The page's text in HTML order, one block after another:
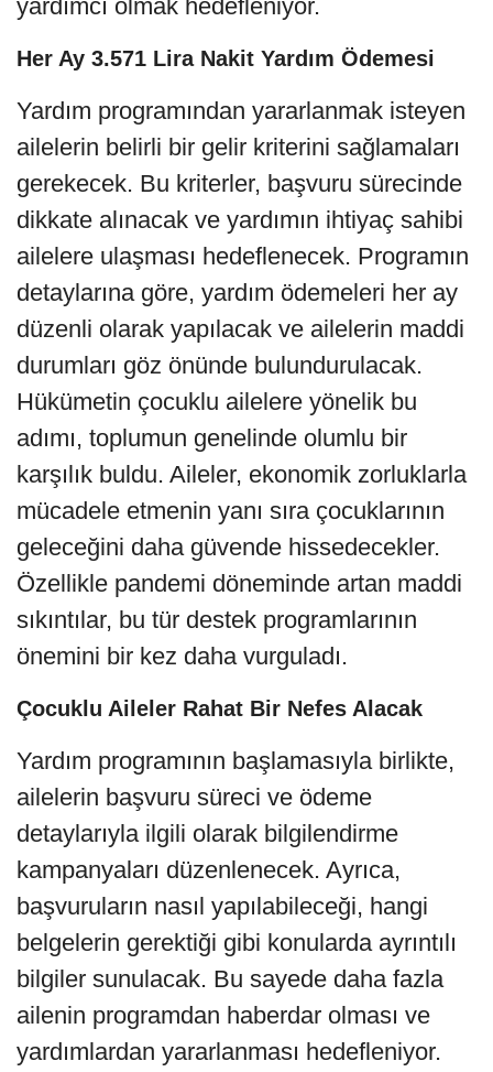
yardımcı olmak hedefleniyor.
Her Ay 3.571 Lira Nakit Yardım Ödemesi
Yardım programından yararlanmak isteyen
ailelerin belirli bir gelir kriterini sağlamaları
gerekecek. Bu kriterler, başvuru sürecinde
dikkate alınacak ve yardımın ihtiyaç sahibi
ailelere ulaşması hedeflenecek. Programın
detaylarına göre, yardım ödemeleri her ay
düzenli olarak yapılacak ve ailelerin maddi
durumları göz önünde bulundurulacak.
Hükümetin çocuklu ailelere yönelik bu
adımı, toplumun genelinde olumlu bir
karşılık buldu. Aileler, ekonomik zorluklarla
mücadele etmenin yanı sıra çocuklarının
geleceğini daha güvende hissedecekler.
Özellikle pandemi döneminde artan maddi
sıkıntılar, bu tür destek programlarının
önemini bir kez daha vurguladı.
Çocuklu Aileler Rahat Bir Nefes Alacak
Yardım programının başlamasıyla birlikte,
ailelerin başvuru süreci ve ödeme
detaylarıyla ilgili olarak bilgilendirme
kampanyaları düzenlenecek. Ayrıca,
başvuruların nasıl yapılabileceği, hangi
belgelerin gerektiği gibi konularda ayrıntılı
bilgiler sunulacak. Bu sayede daha fazla
ailenin programdan haberdar olması ve
yardımlardan yararlanması hedefleniyor.